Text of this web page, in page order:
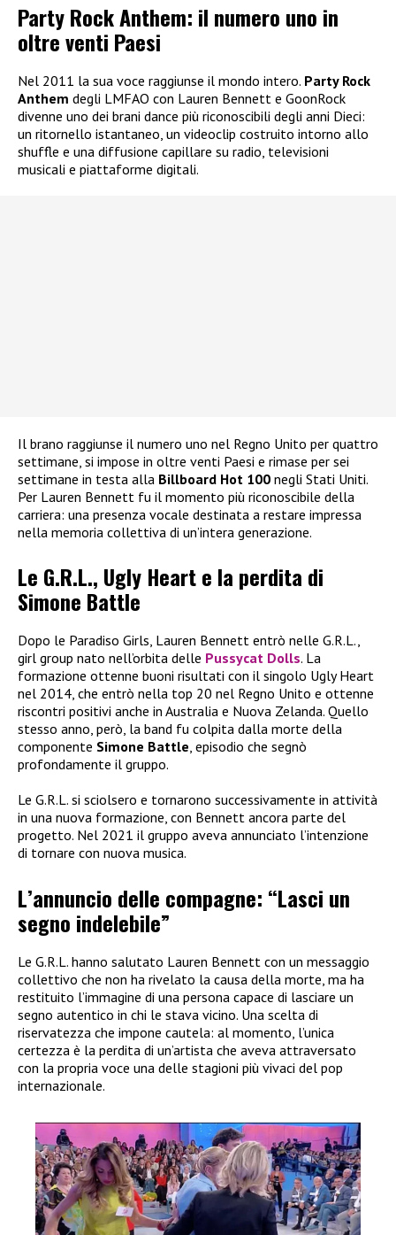
Party Rock Anthem: il numero uno in
oltre venti Paesi
Nel 2011 la sua voce raggiunse il mondo intero. Party Rock
Anthem degli LMFAO con Lauren Bennett e GoonRock
divenne uno dei brani dance più riconoscibili degli anni Dieci:
un ritornello istantaneo, un videoclip costruito intorno allo
shuffle e una diffusione capillare su radio, televisioni
musicali e piattaforme digitali.
Il brano raggiunse il numero uno nel Regno Unito per quattro
settimane, si impose in oltre venti Paesi e rimase per sei
settimane in testa alla Billboard Hot 100 negli Stati Uniti.
Per Lauren Bennett fu il momento più riconoscibile della
carriera: una presenza vocale destinata a restare impressa
nella memoria collettiva di un’intera generazione.
Le G.R.L., Ugly Heart e la perdita di
Simone Battle
Dopo le Paradiso Girls, Lauren Bennett entrò nelle G.R.L.,
girl group nato nell’orbita delle Pussycat Dolls. La
formazione ottenne buoni risultati con il singolo Ugly Heart
nel 2014, che entrò nella top 20 nel Regno Unito e ottenne
riscontri positivi anche in Australia e Nuova Zelanda. Quello
stesso anno, però, la band fu colpita dalla morte della
componente Simone Battle, episodio che segnò
profondamente il gruppo.
Le G.R.L. si sciolsero e tornarono successivamente in attività
in una nuova formazione, con Bennett ancora parte del
progetto. Nel 2021 il gruppo aveva annunciato l’intenzione
di tornare con nuova musica.
L’annuncio delle compagne: “Lasci un
segno indelebile”
Le G.R.L. hanno salutato Lauren Bennett con un messaggio
collettivo che non ha rivelato la causa della morte, ma ha
restituito l’immagine di una persona capace di lasciare un
segno autentico in chi le stava vicino. Una scelta di
riservatezza che impone cautela: al momento, l’unica
certezza è la perdita di un’artista che aveva attraversato
con la propria voce una delle stagioni più vivaci del pop
internazionale.